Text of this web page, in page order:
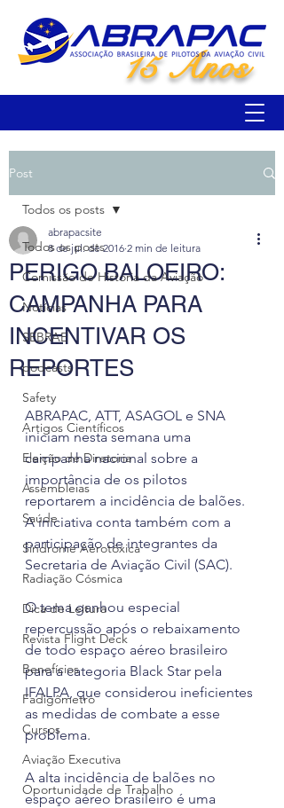
15 Anos
Post
Todos os posts
Comissão de História da Aviação
Notícias
SEBRAE
podcasts
Safety
Artigos Científicos
Eleição de Diretoria
Assembleias
Saúde
Síndrome Aerotóxica
Radiação Cósmica
Dica de Leitura
Revista Flight Deck
Benefícios
Fadigômetro
Cursos
Aviação Executiva
Oportunidade de Trabalho
Todos os posts
PERIGO BALOEIRO:
CAMPANHA PARA
INCENTIVAR OS
REPORTES
abrapacsite
8 de jul. de 2016 2 min de leitura
ABRAPAC, ATT, ASAGOL e SNA
iniciam nesta semana uma
campanha nacional sobre a
importância de os pilotos
reportarem a incidência de balões.
A iniciativa conta também com a
participação de integrantes da
Secretaria de Aviação Civil (SAC).
O tema ganhou especial
repercussão após o rebaixamento
de todo espaço aéreo brasileiro
para a categoria Black Star pela
IFALPA, que considerou ineficientes
as medidas de combate a esse
problema.
A alta incidência de balões no
espaço aéreo brasileiro é uma